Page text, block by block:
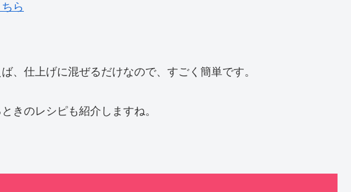
ら
、仕上げに混ぜるだけなので、すごく簡単です。
きのレシピも紹介しますね。